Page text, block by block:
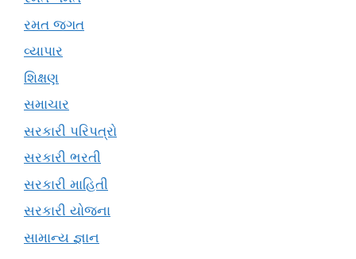
રમત જગત
વ્યાપાર
શિક્ષણ
સમાચાર
સરકારી પરિપત્રો
સરકારી ભરતી
સરકારી માહિતી
સરકારી યોજના
સામાન્ય જ્ઞાન